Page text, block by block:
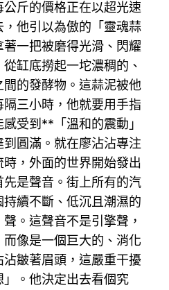
斤的價格正在以超光速
，他引以為傲的「靈魂蒜
一把被磨得光滑、閃耀
缸底撈起一坨濃稠的、
的發酵物。這蒜泥被他
三小時，他就要用手指
受到**「溫和的震動」
圓滿。就在廖沾沾專注
，外面的世界開始發出
是聲音。街上所有的汽
續不斷、低沉且潮濕的
。這聲音不是引擎聲，
像是一個巨大的、消化
皺著眉頭，這嚴重干擾
。他決定出去看個究